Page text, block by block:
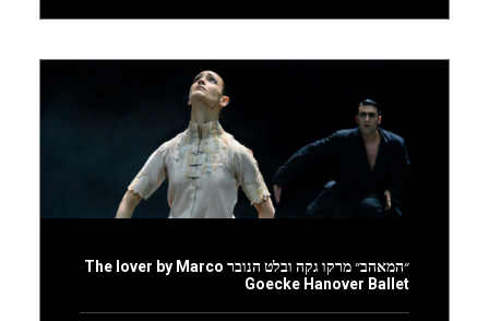
״המאהב״ מרקו גקה ובלט הנובר The lover by Marco
Goecke Hanover Ballet